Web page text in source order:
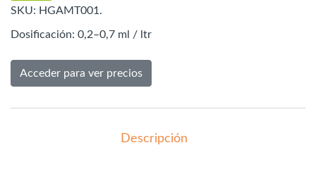
SKU: HGAMT001.
Dosificación: 0,2–0,7 ml / ltr
Acceder para ver precios
Descripción